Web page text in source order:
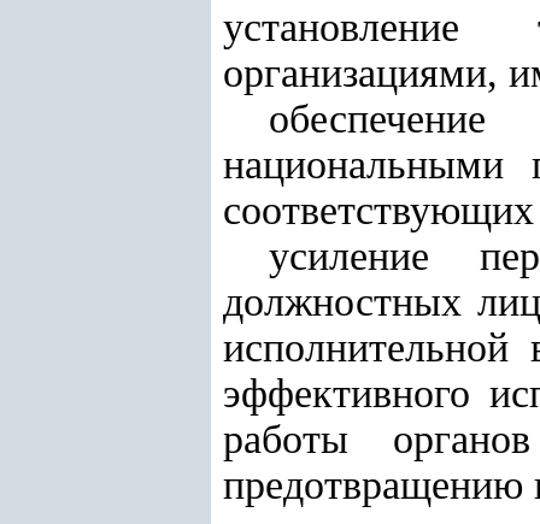
организациями,
национальными
усиление
должностных
исполнительной
эффективного
работы
предотвращению